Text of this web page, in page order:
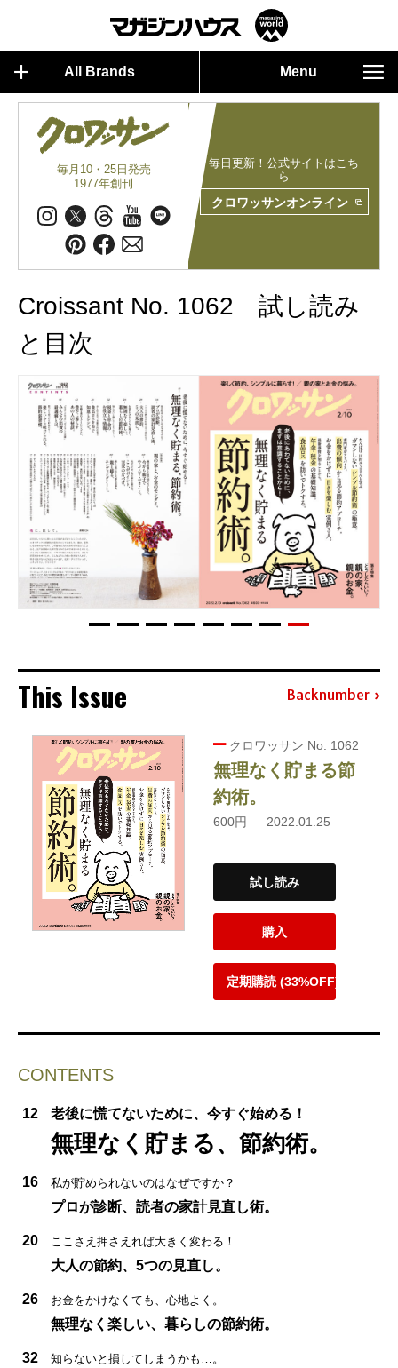
All Brands Menu
毎月10・25日発売
1977年創刊
毎日更新！公式サイトはこち
ら
クロワッサンオンライン
Croissant No. 1062 試し読み
と目次
This Issue Backnumber
クロワッサン No. 1062
無理なく貯まる節
約術。
600円 — 2022.01.25
試し読み
購入
定期購読 (33%OFF)
CONTENTS
12 老後に慌てないために、今すぐ始める！
無理なく貯まる、節約術。
16 私が貯められないのはなぜですか？
プロが診断、読者の家計見直し術。
20 ここさえ押さえれば大きく変わる！
大人の節約、5つの見直し。
26 お金をかけなくても、心地よく。
無理なく楽しい、暮らしの節約術。
32 知らないと損してしまうかも…。